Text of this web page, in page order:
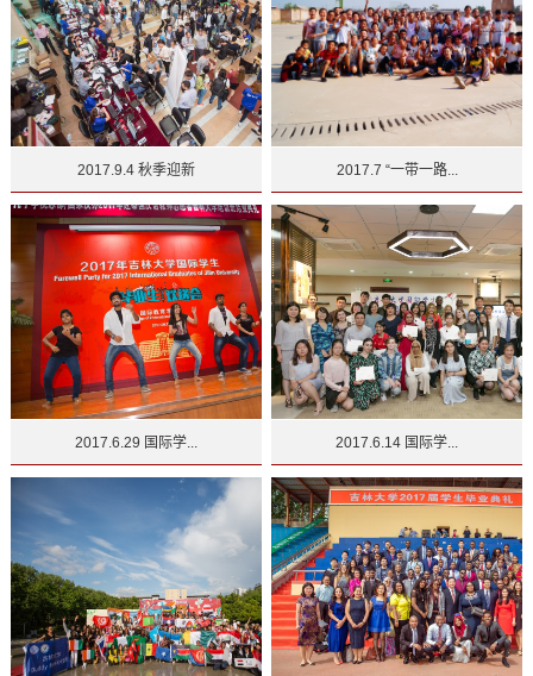
2017.9.4 秋季迎新 2017.7 “一带一路...
2017.6.29 国际学... 2017.6.14 国际学...